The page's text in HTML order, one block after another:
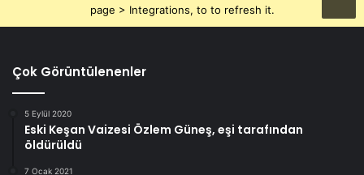
page > Integrations, to to refresh it.
Çok Görüntülenenler
5 Eylül 2020
Eski Keşan Vaizesi Özlem Güneş, eşi tarafından
öldürüldü
7 Ocak 2021